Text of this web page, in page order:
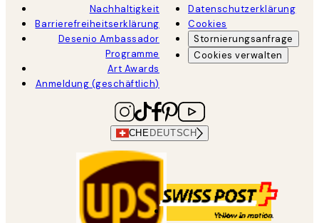
Nachhaltigkeit
Barrierefreiheitserklärung
Desenio Ambassador
Programme
Art Awards
Anmeldung (geschäftlich)
Datenschutzerklärung
Cookies
Stornierungsanfrage
Cookies verwalten
CHE DEUTSCH